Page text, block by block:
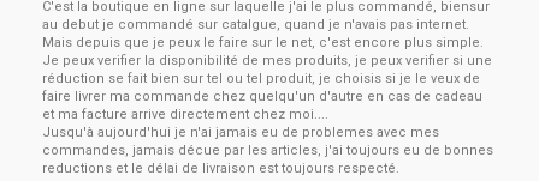
C'est la boutique en ligne sur laquelle j'ai le plus commandé, biensur
au debut je commandé sur catalgue, quand je n'avais pas internet.
Mais depuis que je peux le faire sur le net, c'est encore plus simple.
Je peux verifier la disponibilité de mes produits, je peux verifier si une
réduction se fait bien sur tel ou tel produit, je choisis si je le veux de
faire livrer ma commande chez quelqu'un d'autre en cas de cadeau
et ma facture arrive directement chez moi....
Jusqu'à aujourd'hui je n'ai jamais eu de problemes avec mes
commandes, jamais décue par les articles, j'ai toujours eu de bonnes
reductions et le délai de livraison est toujours respecté.